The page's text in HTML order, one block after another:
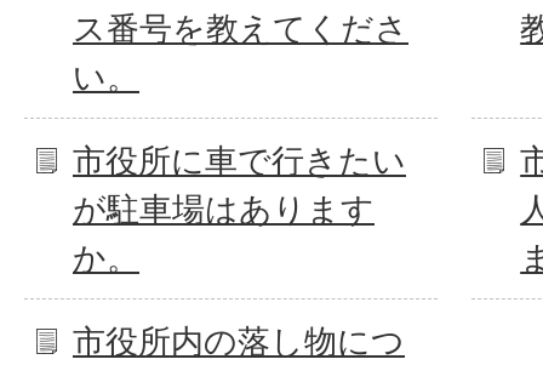
ス番号を教えてくださ
い。
市役所に車で行きたい
が駐車場はあります
か。
市役所内の落し物につ